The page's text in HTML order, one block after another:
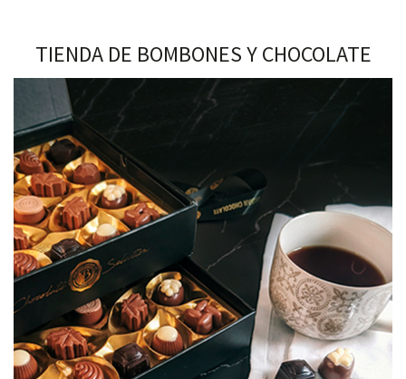
TIENDA DE BOMBONES Y CHOCOLATE